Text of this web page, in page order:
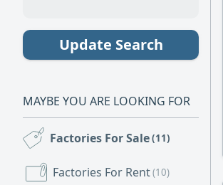
Update Search
MAYBE YOU ARE LOOKING FOR
Factories For Sale(11)
Factories For Rent(10)